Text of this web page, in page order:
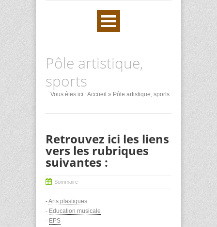
Pôle artistique,
sports
Vous êtes ici :Accueil » Pôle artistique, sports
Retrouvez ici les liens
vers les rubriques
suivantes :
Sommaire
-Arts plastiques
- Education musicale
- EPS